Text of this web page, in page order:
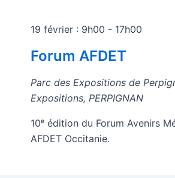
19 février : 9h00 - 17h00
Forum AFDET
Parc des Expositions de
Expositions, PERPIGNAN
10ᵉ édition du Forum Avenirs
AFDET Occitanie.